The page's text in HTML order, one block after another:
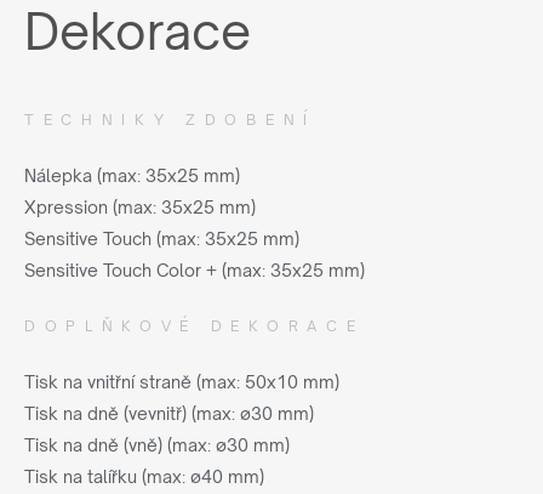
Dekorace
TECHNIKY ZDOBENÍ
Nálepka (max: 35x25 mm)
Xpression (max: 35x25 mm)
Sensitive Touch (max: 35x25 mm)
Sensitive Touch Color + (max: 35x25 mm)
DOPLŇKOVÉ DEKORACE
Tisk na vnitřní straně (max: 50x10 mm)
Tisk na dně (vevnitř) (max: ø30 mm)
Tisk na dně (vně) (max: ø30 mm)
Tisk na talířku (max: ø40 mm)